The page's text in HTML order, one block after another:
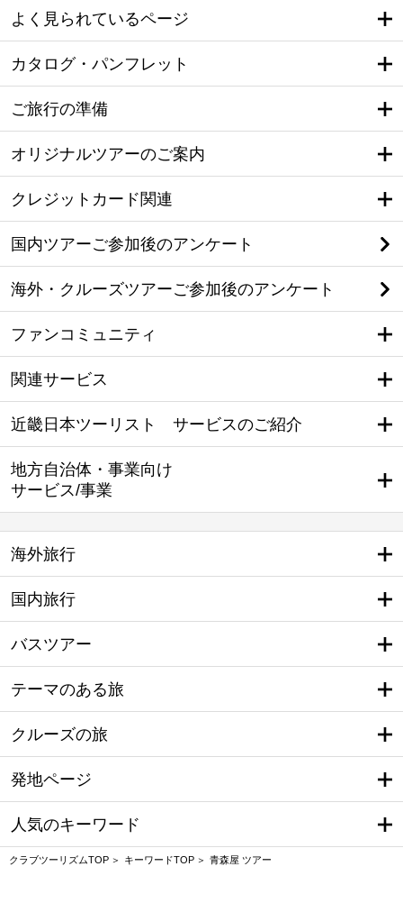
よく見られているページ
カタログ・パンフレット
ご旅行の準備
オリジナルツアーのご案内
クレジットカード関連
国内ツアーご参加後のアンケート
海外・クルーズツアーご参加後のアンケート
ファンコミュニティ
関連サービス
近畿日本ツーリスト サービスのご紹介
地方自治体・事業向け
サービス/事業
海外旅行
国内旅行
バスツアー
テーマのある旅
クルーズの旅
発地ページ
人気のキーワード
クラブツーリズムTOP キーワードTOP 青森屋 ツアー